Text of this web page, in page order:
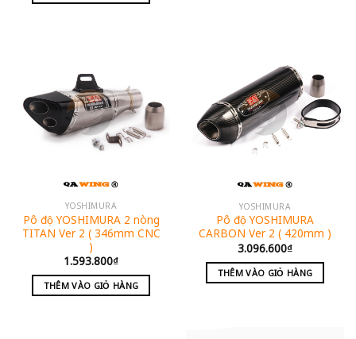
YOSHIMURA
Pô độ YOSHIMURA 2 nòng
TITAN Ver 2 ( 346mm CNC
)
1.593.800₫
THÊM VÀO GIỎ HÀNG
YOSHIMURA
Pô độ YOSHIMURA
CARBON Ver 2 ( 420mm )
3.096.600₫
THÊM VÀO GIỎ HÀNG